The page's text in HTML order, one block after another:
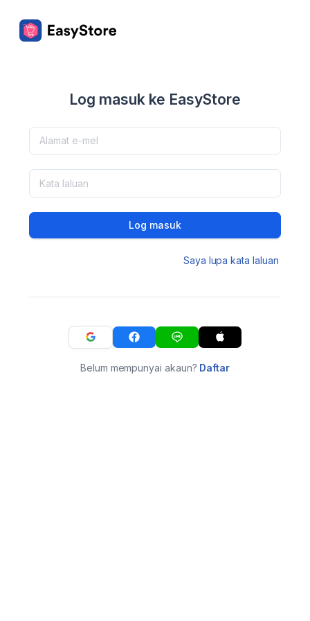
Log masuk ke EasyStore
Log masuk
Saya lupa kata laluan
Belum mempunyai akaun? Daftar